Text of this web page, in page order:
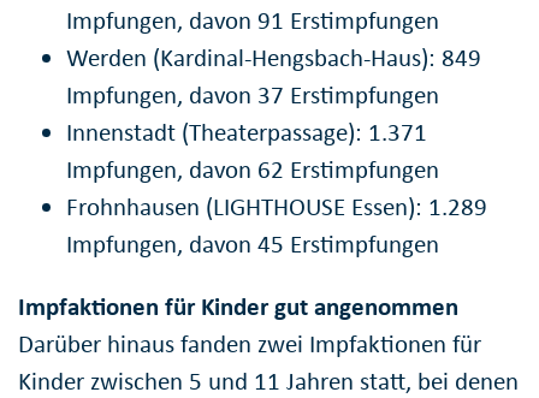
Impfungen, davon 91 Erstimpfungen
Werden (Kardinal-Hengsbach-Haus): 849
Impfungen, davon 37 Erstimpfungen
Innenstadt (Theaterpassage): 1.371
Impfungen, davon 62 Erstimpfungen
Frohnhausen (LIGHTHOUSE Essen): 1.289
Impfungen, davon 45 Erstimpfungen
Impfaktionen für Kinder gut angenommen
Darüber hinaus fanden zwei Impfaktionen für
Kinder zwischen 5 und 11 Jahren statt, bei denen